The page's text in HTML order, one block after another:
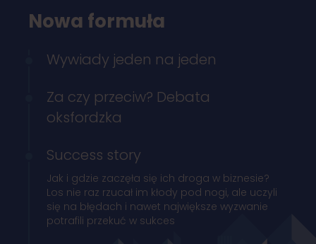
Nowa formuła
Wywiady jeden na jeden
Za czy przeciw? Debata
oksfordzka
Success story
Jak i gdzie zaczęła się ich droga w biznesie?
Los nie raz rzucał im kłody pod nogi, ale uczyli
się na błędach i nawet największe wyzwanie
potrafili przekuć w sukces